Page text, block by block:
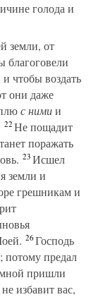
голода и
земли, от
благоговели
чтобы воздать
они даже
с нимии
22Не пощадит
поражать
23Исшел
земли и
грешникам и
26Господь
потому предал
пришли
избавит вас,